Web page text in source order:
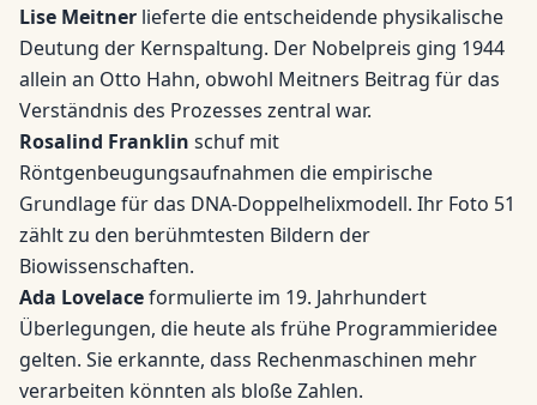
Lise Meitner lieferte die entscheidende physikalische
Deutung der Kernspaltung. Der Nobelpreis ging 1944
allein an Otto Hahn, obwohl Meitners Beitrag für das
Verständnis des Prozesses zentral war.
Rosalind Franklin schuf mit
Röntgenbeugungsaufnahmen die empirische
Grundlage für das DNA-Doppelhelixmodell. Ihr Foto 51
zählt zu den berühmtesten Bildern der
Biowissenschaften.
Ada Lovelaceformulierte im 19. Jahrhundert
Überlegungen, die heute als frühe Programmieridee
gelten. Sie erkannte, dass Rechenmaschinen mehr
verarbeiten könnten als bloße Zahlen.